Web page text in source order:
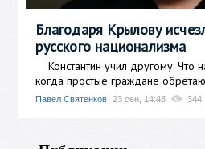
Благодаря Крылову
русского национализма
Константин учил другому. Что
когда простые граждане
Павел Святенков 23 сен, 14:48 344